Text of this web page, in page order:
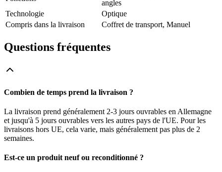
angles
Technologie
Optique
Compris dans la livraison
Coffret de transport, Manuel
Questions fréquentes
Combien de temps prend la livraison ?
La livraison prend généralement 2-3 jours ouvrables en Allemagne
et jusqu'à 5 jours ouvrables vers les autres pays de l'UE. Pour les
livraisons hors UE, cela varie, mais généralement pas plus de 2
semaines.
Est-ce un produit neuf ou reconditionné ?